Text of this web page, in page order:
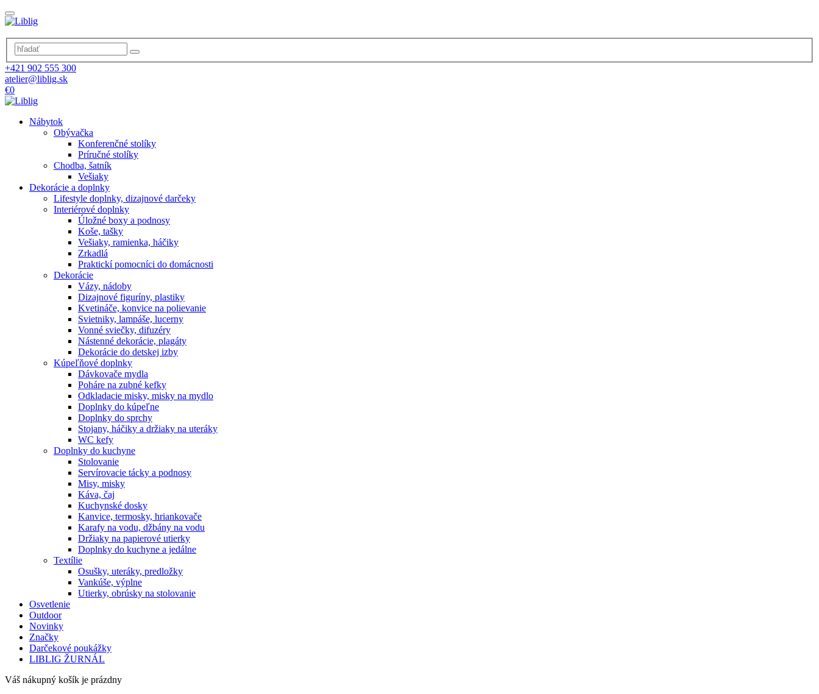
+421 902 555 300
atelier@liblig.sk
€0
Nábytok
Obývačka
Konferenčné stolíky
Príručné stolíky
Chodba, šatník
Vešiaky
Dekorácie a doplnky
Lifestyle doplnky, dizajnové darčeky
Interiérové doplnky
Úložné boxy a podnosy
Koše, tašky
Vešiaky, ramienka, háčiky
Zrkadlá
Praktickí pomocníci do domácnosti
Dekorácie
Vázy, nádoby
Dizajnové figuríny, plastiky
Kvetináče, konvice na polievanie
Svietniky, lampáše, lucerny
Vonné sviečky, difuzéry
Nástenné dekorácie, plagáty
Dekorácie do detskej izby
Kúpeľňové doplnky
Dávkovače mydla
Poháre na zubné kefky
Odkladacie misky, misky na mydlo
Doplnky do kúpeľne
Doplnky do sprchy
Stojany, háčiky a držiaky na uteráky
WC kefy
Doplnky do kuchyne
Stolovanie
Servírovacie tácky a podnosy
Misy, misky
Káva, čaj
Kuchynské dosky
Kanvice, termosky, hriankovače
Karafy na vodu, džbány na vodu
Držiaky na papierové utierky
Doplnky do kuchyne a jedálne
Textílie
Osušky, uteráky, predložky
Vankúše, výplne
Utierky, obrúsky na stolovanie
Osvetlenie
Outdoor
Novinky
Značky
Darčekové poukážky
LIBLIG ŽURNÁL
Váš nákupný košík je prázdny